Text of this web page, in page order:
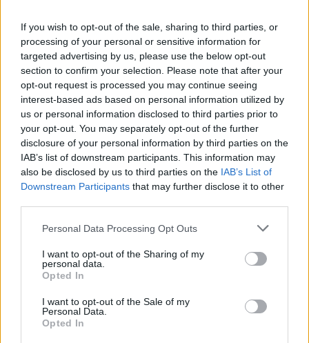
If you wish to opt-out of the sale, sharing to third parties, or
processing of your personal or sensitive information for
targeted advertising by us, please use the below opt-out
section to confirm your selection. Please note that after your
opt-out request is processed you may continue seeing
interest-based ads based on personal information utilized by
us or personal information disclosed to third parties prior to
your opt-out. You may separately opt-out of the further
disclosure of your personal information by third parties on the
IAB’s list of downstream participants. This information may
also be disclosed by us to third parties on the IAB’s List of
Downstream Participants that may further disclose it to other
Please note that this website/app uses one or more Google
not limited to your visit or usage behaviour. You may click to
grant or deny consent to Google and its third-party tags to
use your data for below specified purposes in below Google
consent section.
Personal Data Processing Opt Outs
I want to opt-out of the Sharing of my
personal data.
Opted In
I want to opt-out of the Sale of my
Personal Data.
Opted In